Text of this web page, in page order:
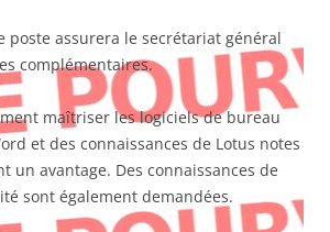
poste assurera le secrétariat général
complémentaires.
maîtriser les logiciels de bureau
et des connaissances de Lotus notes
un avantage. Des connaissances de
sont également demandées.